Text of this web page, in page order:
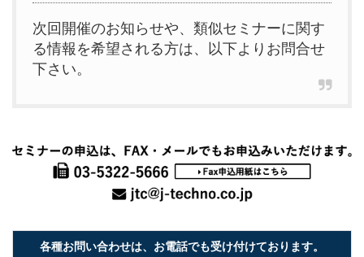
次回開催のお知らせや、類似セミナーに関す
る情報を希望される方は、以下よりお問合せ
下さい。
各種お問い合わせは、お電話でも受け付けております。